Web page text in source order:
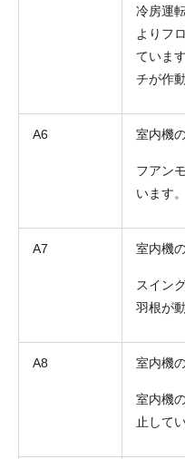
冷房運
よりフ
ていま
チが作
A6 室内機
フアン
います。
A7 室内機
スイン
羽根が
A8 室内機
室内機
止して